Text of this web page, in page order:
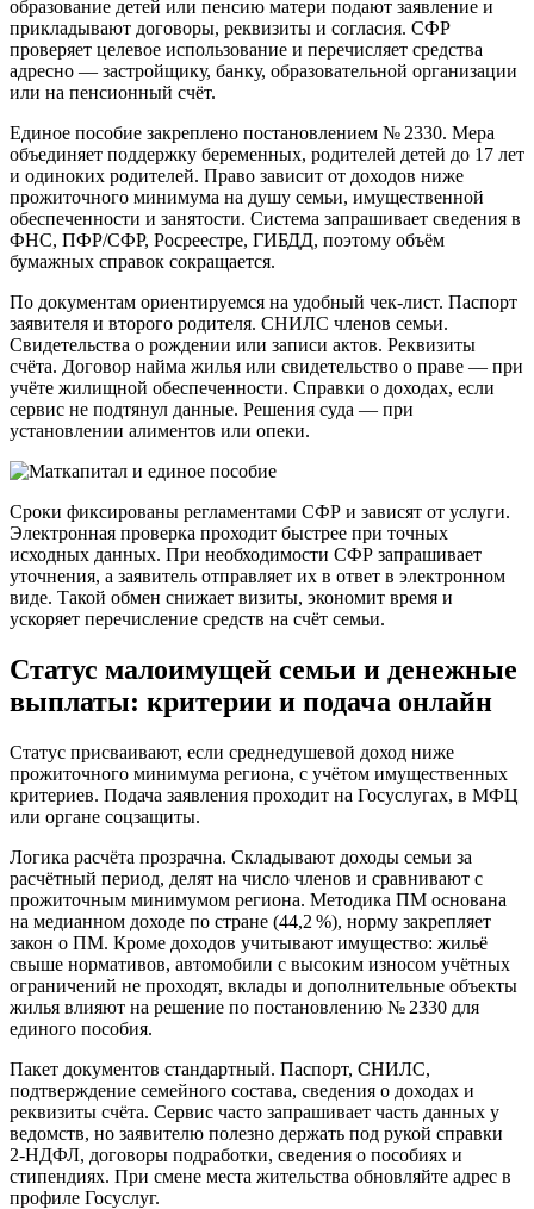
образование детей или пенсию матери подают заявление и
прикладывают договоры, реквизиты и согласия. СФР
проверяет целевое использование и перечисляет средства
адресно — застройщику, банку, образовательной организации
или на пенсионный счёт.
Единое пособие закреплено постановлением № 2330. Мера
объединяет поддержку беременных, родителей детей до 17 лет
и одиноких родителей. Право зависит от доходов ниже
прожиточного минимума на душу семьи, имущественной
обеспеченности и занятости. Система запрашивает сведения в
ФНС, ПФР/СФР, Росреестре, ГИБДД, поэтому объём
бумажных справок сокращается.
По документам ориентируемся на удобный чек‑лист. Паспорт
заявителя и второго родителя. СНИЛС членов семьи.
Свидетельства о рождении или записи актов. Реквизиты
счёта. Договор найма жилья или свидетельство о праве — при
учёте жилищной обеспеченности. Справки о доходах, если
сервис не подтянул данные. Решения суда — при
установлении алиментов или опеки.
Сроки фиксированы регламентами СФР и зависят от услуги.
Электронная проверка проходит быстрее при точных
исходных данных. При необходимости СФР запрашивает
уточнения, а заявитель отправляет их в ответ в электронном
виде. Такой обмен снижает визиты, экономит время и
ускоряет перечисление средств на счёт семьи.
Статус малоимущей семьи и денежные
выплаты: критерии и подача онлайн
Статус присваивают, если среднедушевой доход ниже
прожиточного минимума региона, с учётом имущественных
критериев. Подача заявления проходит на Госуслугах, в МФЦ
или органе соцзащиты.
Логика расчёта прозрачна. Складывают доходы семьи за
расчётный период, делят на число членов и сравнивают с
прожиточным минимумом региона. Методика ПМ основана
на медианном доходе по стране (44,2 %), норму закрепляет
закон о ПМ. Кроме доходов учитывают имущество: жильё
свыше нормативов, автомобили с высоким износом учётных
ограничений не проходят, вклады и дополнительные объекты
жилья влияют на решение по постановлению № 2330 для
единого пособия.
Пакет документов стандартный. Паспорт, СНИЛС,
подтверждение семейного состава, сведения о доходах и
реквизиты счёта. Сервис часто запрашивает часть данных у
ведомств, но заявителю полезно держать под рукой справки
2‑НДФЛ, договоры подработки, сведения о пособиях и
стипендиях. При смене места жительства обновляйте адрес в
профиле Госуслуг.